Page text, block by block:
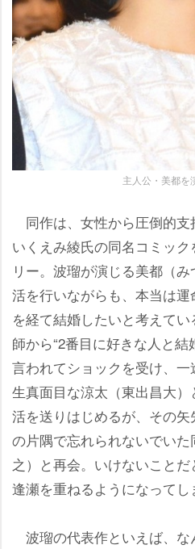
主人公・美都を
同作は、女性から圧倒的支
いくえみ綾氏の同名コミッ
リー。波瑠が演じる美都（
活を行いながらも、本当は
を経て結婚したいと考えて
師から“2番目に好きな人と結
言われてショックを受け、
生真面目な涼太（東出昌大
活を送りはじめるが、その
の片隅で忘れられないでい
之）と再会。いけないこと
逢瀬を重ねるようになってし
波瑠の代表作といえば、